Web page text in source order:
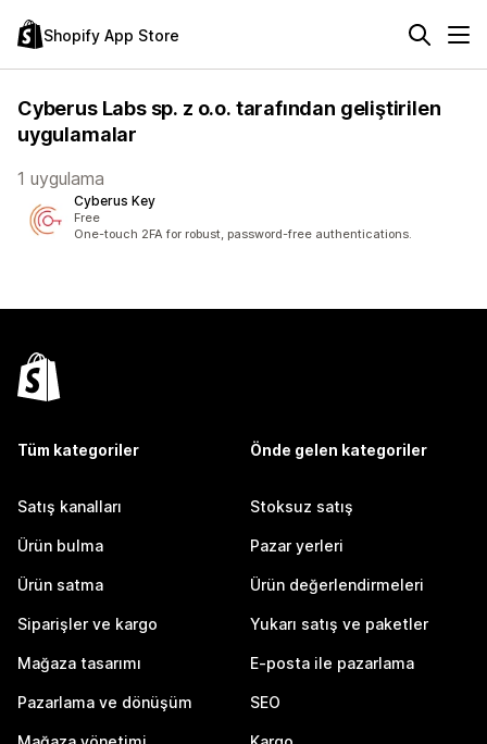
Shopify App Store
Cyberus Labs sp. z o.o. tarafından geliştirilen
uygulamalar
1 uygulama
Cyberus Key
Free
One-touch 2FA for robust, password-free authentications.
Tüm kategoriler
Satış kanalları
Ürün bulma
Ürün satma
Siparişler ve kargo
Mağaza tasarımı
Pazarlama ve dönüşüm
Önde gelen kategoriler
Stoksuz satış
Pazar yerleri
Ürün değerlendirmeleri
Yukarı satış ve paketler
E-posta ile pazarlama
SEO